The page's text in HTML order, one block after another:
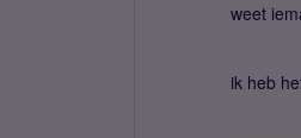
weet
ik heb